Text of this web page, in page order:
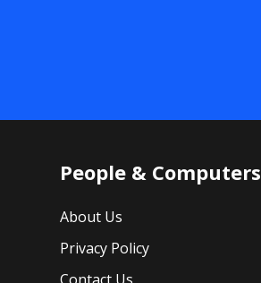
People & Computers
About Us
Privacy Policy